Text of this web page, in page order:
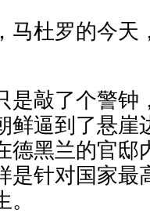
马杜罗的今天
是敲了个警钟
鲜逼到了悬崖
德黑兰的官邸
是针对国家最